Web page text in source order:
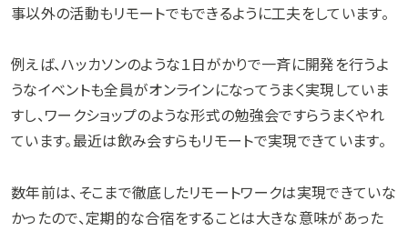
事以外の活動もリモートでもできるように工夫をしています。
例えば、ハッカソンのような１日がかりで一斉に開発を行うよ
うなイベントも全員がオンラインになってうまく実現していま
すし、ワークショップのような形式の勉強会ですらうまくやれ
ています。最近は飲み会すらもリモートで実現できています。
数年前は、そこまで徹底したリモートワークは実現できていな
かったので、定期的な合宿をすることは大きな意味があった